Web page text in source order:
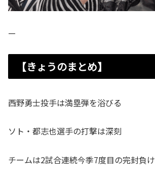
—
【きょうのまとめ】
西野勇士投手は満塁弾を浴びる
ソト・都志也選手の打撃は深刻
チームは2試合連続今季7度目の完封負け